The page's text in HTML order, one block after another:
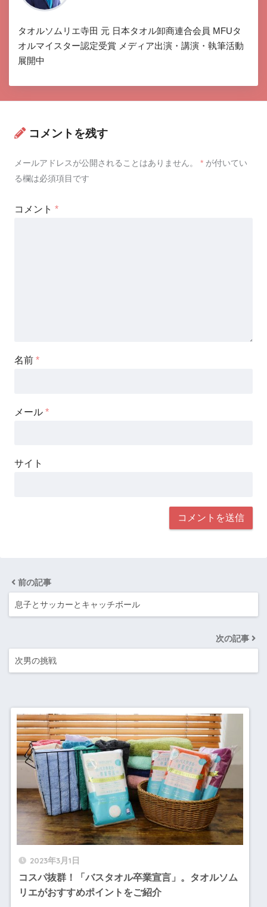
タオルソムリエ寺田 元 日本タオル卸商連合会員 MFUタ
オルマイスター認定受賞 メディア出演・講演・執筆活動
展開中
コメントを残す
メールアドレスが公開されることはありません。 * が付いてい
る欄は必須項目です
コメント *
名前 *
メール *
サイト
前の記事
息子とサッカーとキャッチボール
次の記事
次男の挑戦
2023年3月1日
コスパ抜群！「バスタオル卒業宣言」。タオルソム
リエがおすすめポイントをご紹介